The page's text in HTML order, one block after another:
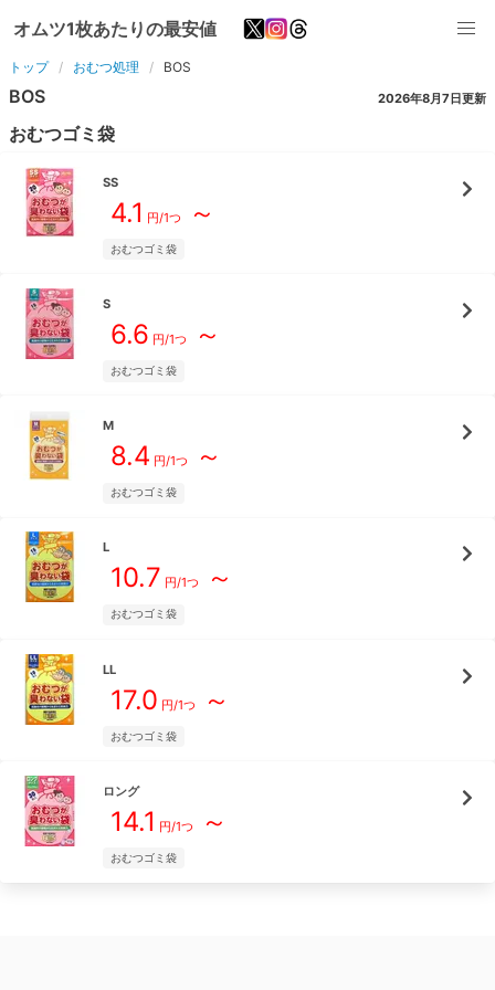
オムツ1枚あたりの最安値
トップ おむつ処理 BOS
BOS 2026年8月7日更新
おむつゴミ袋
SS
4.1 円/1つ ～
おむつゴミ袋
S
6.6 円/1つ ～
おむつゴミ袋
M
8.4 円/1つ ～
おむつゴミ袋
L
10.7 円/1つ ～
おむつゴミ袋
LL
17.0 円/1つ ～
おむつゴミ袋
ロング
14.1 円/1つ ～
おむつゴミ袋